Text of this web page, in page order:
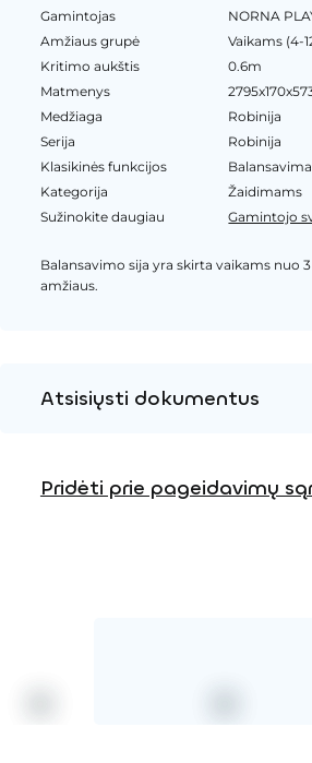
Gamintojas
NORNA
Amžiaus grupė
Vaikams (4-
Kritimo aukštis
0.6m
Matmenys
Medžiaga
Robinija
Serija
Robinija
Klasikinės funkcijos
Kategorija
Žaidimams
Sužinokite daugiau
Gamintojo
Balansavimo sija yra skirta vaikams nuo
amžiaus.
Atsisiųsti dokumentus
Pridėti prie pageidavimų